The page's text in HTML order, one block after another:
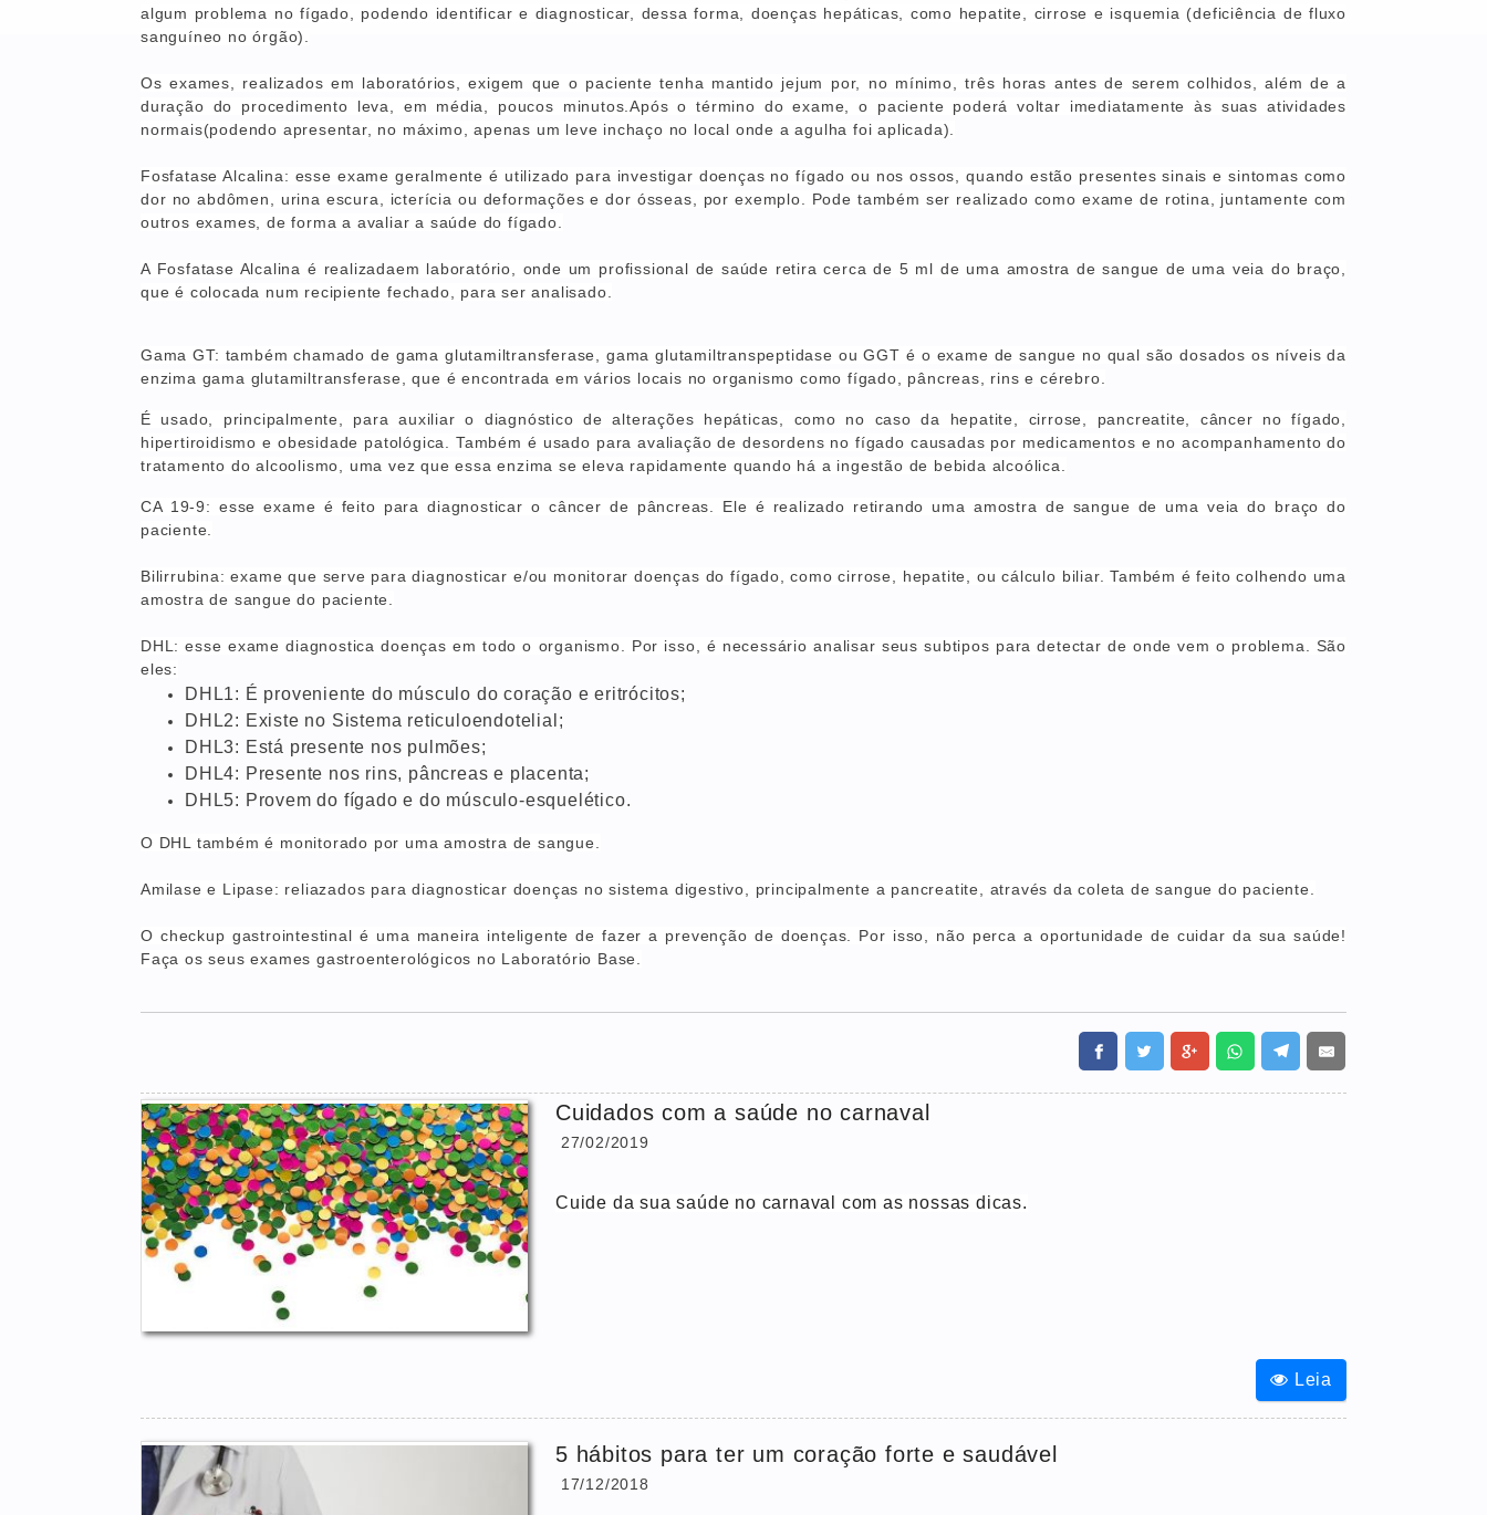
algum problema no fígado,
podendo identificar e diagnosticar, dessa forma, doenças hepáticas , como hepatite, cirrose e isquemia (deficiência de fluxo
sanguíneo no órgão).
Os exames, realizados em laboratórios,exigem que o paciente tenha mantido jejum por, no mínimo, três horas antes de serem colhidos, além dea
duração do procedimento leva, em média, poucos minutos .Após o término do exame,o paciente poderá voltar imediatamente às suas atividades
normais(podendo apresentar, no máximo, apenas um leve inchaço no local onde a agulha foi aplicada).
Fosfatase Alcalina: esse exame geralmente é utilizado para investigar doenças no fígado ou nos ossos, quando estão presentes sinais e sintomas como
dor no abdômen, urina escura, icterícia ou deformações e dor ósseas, por exemplo. Pode também ser realizado como exame de rotina, juntamente com
outros exames, de forma a avaliar a saúde do fígado.
A Fosfatase Alcalina é realizadaem laboratório, onde um profissional de saúde retira cerca de 5 ml de uma amostra de sangue de uma veia do braço,
que é colocada num recipiente fechado, para ser analisado.
Gama GT: também chamado de gama glutamiltransferase, gama glutamiltranspeptidase ou GGT é o exame de sangue no qual são dosados os níveis da
enzima gama glutamiltransferase, que é encontrada em vários locais no organismo como fígado, pâncreas, rins e cérebro.
É usado, principalmente, para auxiliar o diagnóstico de alterações hepáticas, como no caso da hepatite, cirrose, pancreatite, câncer no fígado,
hipertiroidismo e obesidade patológica. Também é usado para avaliação de desordens no fígado causadas por medicamentos e no acompanhamento do
tratamento do alcoolismo, uma vez que essa enzima se eleva rapidamente quando há a ingestão de bebida alcoólica.
CA 19-9: esse exame é feito para diagnosticar o câncer de pâncreas. Ele é realizado retirando uma amostra de sangue de uma veia do braço do
paciente.
Bilirrubina: exame que serve para diagnosticar e/ou monitorar doenças do fígado, como cirrose, hepatite, ou cálculo biliar. Também é feito colhendo uma
amostra de sangue do paciente.
DHL: esse exame diagnostica doenças em todo o organismo. Por isso, é necessário analisar seus subtipos para detectar de onde vem o problema. São
eles:
DHL1: É proveniente do músculo do coração e eritrócitos;
DHL2: Existe no Sistema reticuloendotelial;
DHL3: Está presente nos pulmões;
DHL4: Presente nos rins, pâncreas e placenta;
DHL5: Provem do fígado e do músculo-esquelético.
O DHL também é monitorado por uma amostra de sangue.
Amilase e Lipase: reliazados para diagnosticar doenças no sistema digestivo, principalmente a pancreatite, através da coleta de sangue do paciente.
O checkup gastrointestinal é uma maneira inteligente de fazer a prevenção de doenças.
Por isso, não perca a oportunidade de cuidar da sua saúde!
Faça os seus exames gastroenterológicos no Laboratório Base.
Cuidados com a saúde no carnaval
27/02/2019
Cuide da sua saúde no carnaval com as nossas dicas.
Leia
5 hábitos para ter um coração forte e saudável
17/12/2018